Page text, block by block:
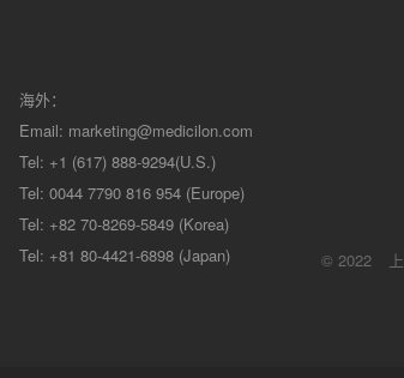
海外：
Email: marketing@medicilon.com
Tel: +1 (617) 888-9294(U.S.)
Tel: 0044 7790 816 954 (Europe)
Tel: +82 70-8269-5849 (Korea)
Tel: +81 80-4421-6898 (Japan)
© 2022